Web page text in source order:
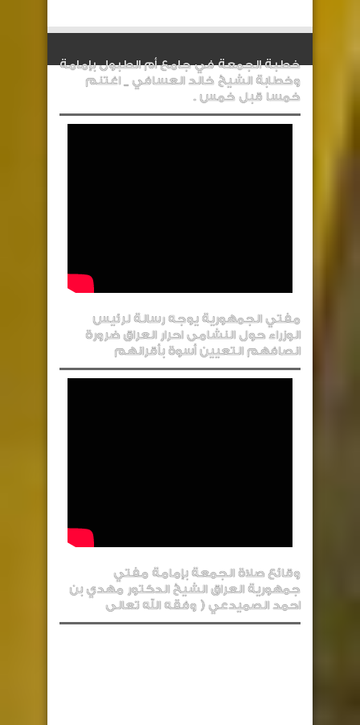
خطبة الجمعة في جامع أم الطبول بإمامة
وخطابة الشيخ خالد العسافي _ اغتنم
خمسا قبل خمس .
مفتي الجمهورية يوجه رسالة لرئيس
الوزراء حول النشامى احرار العراق ضرورة
انصافهم التعيين أسوة بأقرانهم
وقائع صلاة الجمعة بإمامة مفتي
جمهورية العراق الشيخ الدكتور مهدي بن
احمد الصميدعي ( وفقه الله تعالى